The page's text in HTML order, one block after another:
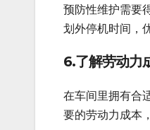
预防性维护需要
划外停机时间，
6.了解劳动力
在车间里拥有合
要的劳动力成本